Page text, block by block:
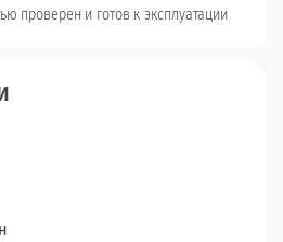
проверен и готов к эксплуатации